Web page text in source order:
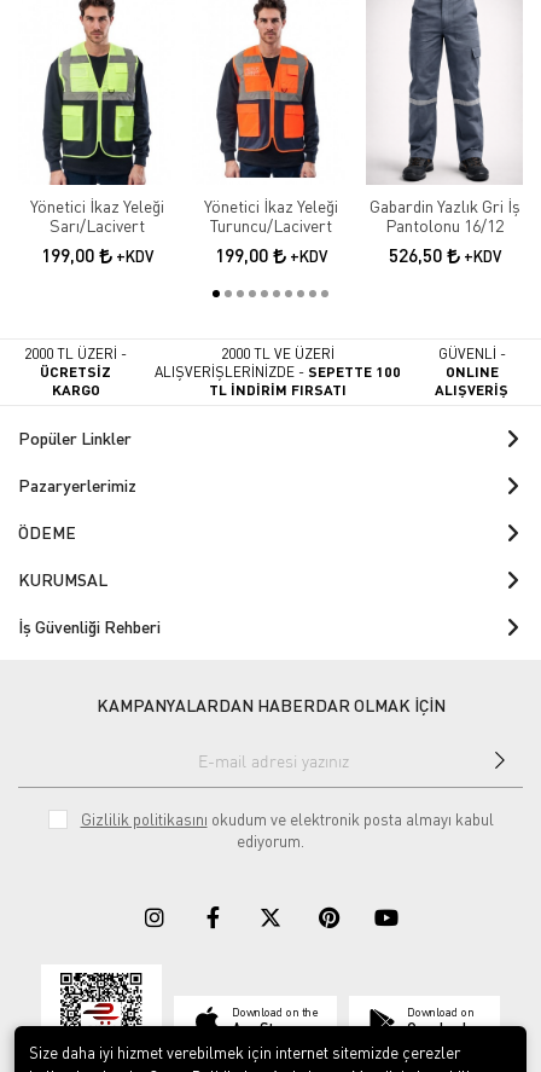
Yönetici İkaz Yeleği
Sarı/Lacivert
199,00 +KDV
Yönetici İkaz Yeleği
Turuncu/Lacivert
199,00 +KDV
Gabardin Yazlık Gri İş
Pantolonu 16/12
526,50 +KDV
2000 TL ÜZERİ -
ÜCRETSİZ
KARGO
2000 TL VE ÜZERİ
ALIŞVERİŞLERİNİZDE -SEPETTE 100
TL İNDİRİM FIRSATI
GÜVENLİ -
ONLINE
ALIŞVERİŞ
Popüler Linkler
Pazaryerlerimiz
ÖDEME
KURUMSAL
İş Güvenliği Rehberi
KAMPANYALARDAN HABERDAR OLMAK İÇİN
Gizlilik politikasını okudum ve elektronik posta almayı kabul
ediyorum.
Download on the
App Store
Download on
Google play
Size daha iyi hizmet verebilmek için internet sitemizde çerezler